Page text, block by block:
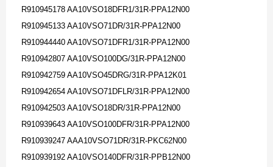
R910945178 AA10VSO18DFR1/31R-PPA12N00
R910945133 AA10VSO71DR/31R-PPA12N00
R910944440 AA10VSO71DFR1/31R-PPA12N00
R910942807 AA10VSO100DG/31R-PPA12N00
R910942759 AA10VSO45DRG/31R-PPA12K01
R910942654 AA10VSO71DFLR/31R-PPA12N00
R910942503 AA10VSO18DR/31R-PPA12N00
R910939643 AA10VSO100DFR/31R-PPA12N00
R910939247 AAA10VSO71DR/31R-PKC62N00
R910939192 AA10VSO140DFR/31R-PPB12N00